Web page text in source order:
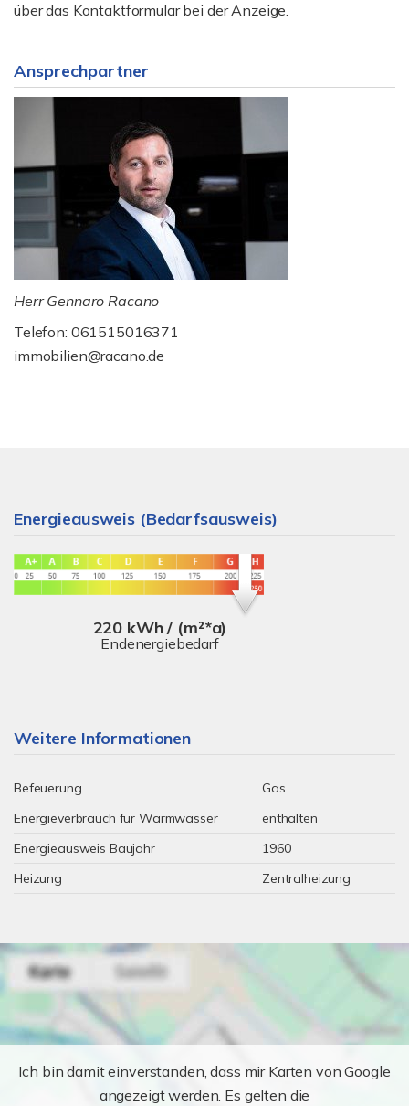
über das Kontaktformular bei der Anzeige.
Ansprechpartner
Herr Gennaro Racano
Telefon: 061515016371
immobilien@racano.de
Energieausweis (Bedarfsausweis)
220 kWh / (m²*a)
Endenergiebedarf
Weitere Informationen
Befeuerung
Gas
Energieverbrauch für Warmwasser
enthalten
Energieausweis Baujahr
1960
Heizung
Zentralheizung
Ich bin damit einverstanden, dass mir Karten von Google
angezeigt werden. Es gelten die